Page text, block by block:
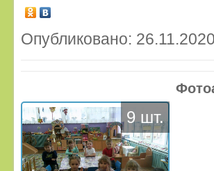
Опубликовано:
9 шт.